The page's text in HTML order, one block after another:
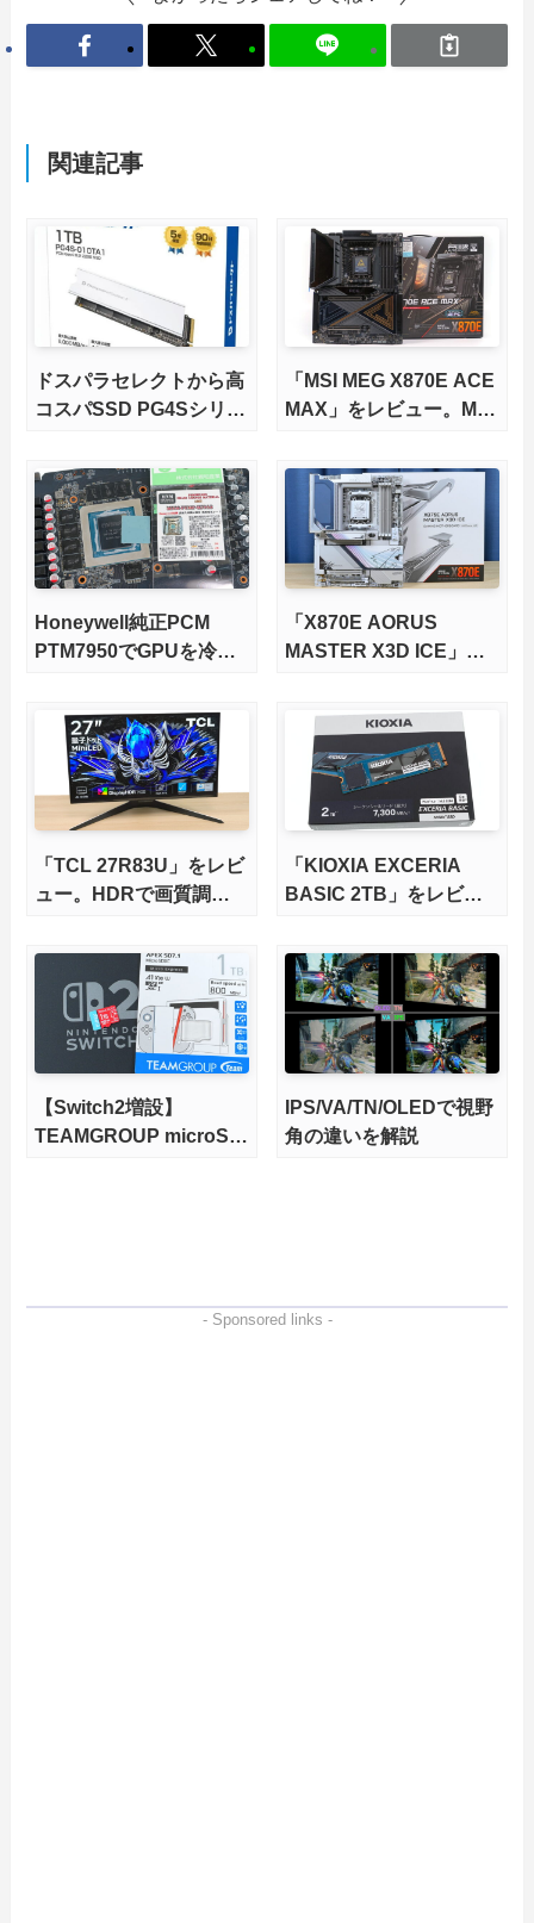
関連記事
ドスパラセレクトから高
コスパSSD PG4Sシリー
「MSI MEG X870E ACE
MAX」をレビュー。M.2
版X870Eマザーボードを
徹底検証
Honeywell純正PCM
PTM7950でGPUを冷や
「X870E AORUS
MASTER X3D ICE」を
さらに高速にする完全版
X870Eマザーボードを徹
底検証
「TCL 27R83U」をレビ
ュー。HDRで画質調整
輝度も発揮！
「KIOXIA EXCERIA
BASIC 2TB」をレビュ
力、高性能、高コスパを
実現！
【Switch2増設】
TEAMGROUP microSD
IPS/VA/TN/OLEDで視野
角の違いを解説
- Sponsored links -